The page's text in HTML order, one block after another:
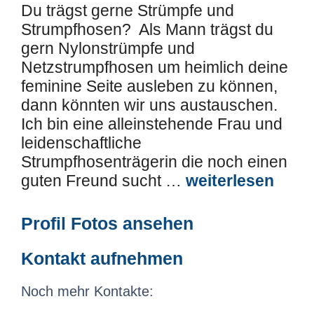
Du trägst gerne Strümpfe und
Strumpfhosen? Als Mann trägst du
gern Nylonstrümpfe und
Netzstrumpfhosen um heimlich deine
feminine Seite ausleben zu können,
dann könnten wir uns austauschen.
Ich bin eine alleinstehende Frau und
leidenschaftliche
Strumpfhosenträgerin die noch einen
guten Freund sucht … weiterlesen
Profil Fotos ansehen
Kontakt aufnehmen
Noch mehr Kontakte: